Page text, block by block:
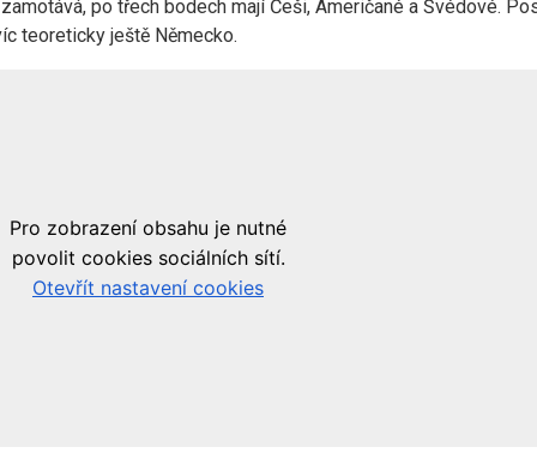
po třech bodech mají Češi, Američané a Švédové.
teoreticky ještě Německo.